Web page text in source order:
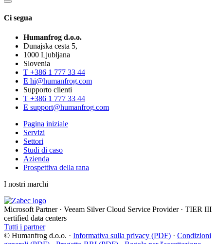
Ci segua
Humanfrog d.o.o.
Dunajska cesta 5,
1000 Ljubljana
Slovenia
T +386 1 777 33 44
E hi@humanfrog.com
Supporto clienti
T +386 1 777 33 44
E support@humanfrog.com
Pagina iniziale
Servizi
Settori
Studi di caso
Azienda
Prospettiva della rana
I nostri marchi
Microsoft Partner · Veeam Silver Cloud Service Provider · TIER III
certified data centers
Tutti i partner
© Humanfrog d.o.o. · Informativa sulla privacy (PDF) · Condizioni